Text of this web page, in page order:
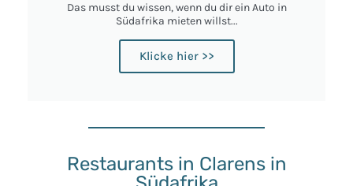
Das musst du wissen, wenn du dir ein Auto in
Südafrika mieten willst...
Klicke hier >>
Restaurants in Clarens in